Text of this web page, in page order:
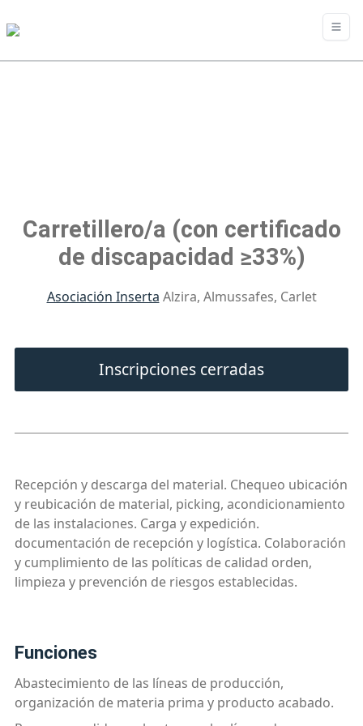
Carretillero/a (con certificado
de discapacidad ≥33%)
Asociación Inserta Alzira, Almussafes, Carlet
Inscripciones cerradas
Recepción y descarga del material. Chequeo ubicación
y reubicación de material, picking, acondicionamiento
de las instalaciones. Carga y expedición.
documentación de recepción y logística. Colaboración
y cumplimiento de las políticas de calidad orden,
limpieza y prevención de riesgos establecidas.
funciones
Abastecimiento de las líneas de producción,
organización de materia prima y producto acabado.